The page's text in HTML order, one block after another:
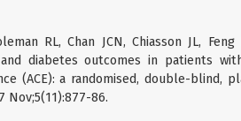
RL, Chan JCN, Chiasson JL,
diabetes outcomes in patients
(ACE): a randomised, double-blind,
Nov;5(11):877-86.